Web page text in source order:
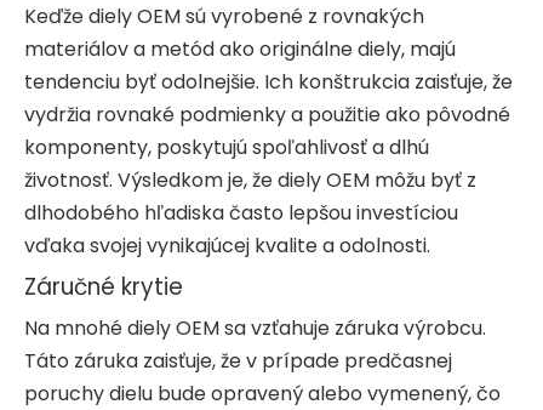
Keďže diely OEM sú vyrobené z rovnakých
materiálov a metód ako originálne diely, majú
tendenciu byť odolnejšie. Ich konštrukcia zaisťuje, že
vydržia rovnaké podmienky a použitie ako pôvodné
komponenty, poskytujú spoľahlivosť a dlhú
životnosť. Výsledkom je, že diely OEM môžu byť z
dlhodobého hľadiska často lepšou investíciou
vďaka svojej vynikajúcej kvalite a odolnosti.
Záručné krytie
Na mnohé diely OEM sa vzťahuje záruka výrobcu.
Táto záruka zaisťuje, že v prípade predčasnej
poruchy dielu bude opravený alebo vymenený, čo